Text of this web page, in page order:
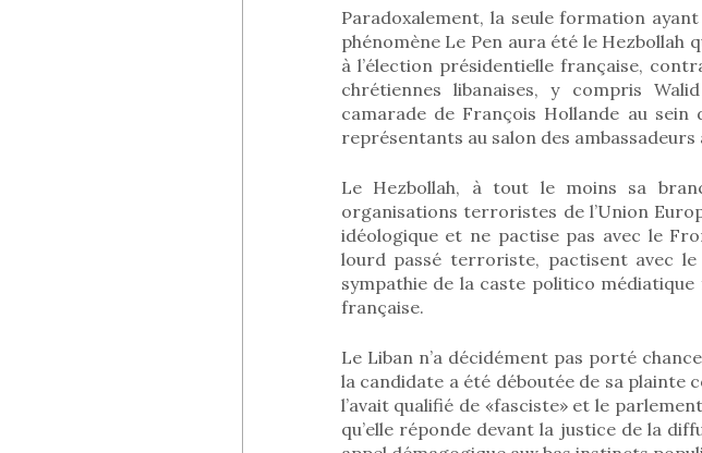
Paradoxalement, la seule formation
phénomène Le Pen aura été le
à l’élection présidentielle française,
chrétiennes libanaises, y compris
camarade de François Hollande au sein
représentants au salon des
Le Hezbollah, à tout le moins sa
organisations terroristes de l’Union
idéologique et ne pactise pas avec le
lourd passé terroriste, pactisent avec
sympathie de la caste politico
française.
Le Liban n’a décidément pas porté
la candidate a été déboutée de sa plainte
l’avait qualifié de «fasciste» et le
qu’elle réponde devant la justice de la